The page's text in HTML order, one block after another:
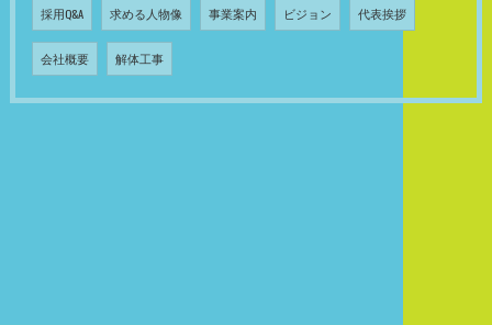
採用Q&A 求める人物像 事業案内 ビジョン 代表挨拶
会社概要 解体工事